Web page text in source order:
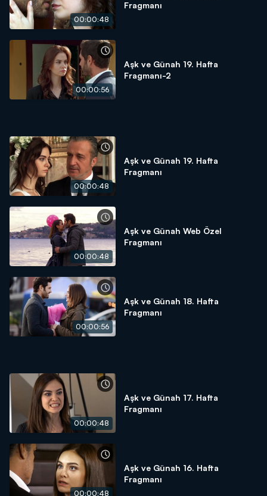
00:00:48
Fragmanı
00:00:56
Aşk ve Günah 19. Hafta
Fragmanı-2
00:00:48
Aşk ve Günah 19. Hafta
Fragmanı
00:00:48
Aşk ve Günah Web Özel
Fragmanı
00:00:56
Aşk ve Günah 18. Hafta
Fragmanı
00:00:48
Aşk ve Günah 17. Hafta
Fragmanı
00:00:48
Aşk ve Günah 16. Hafta
Fragmanı